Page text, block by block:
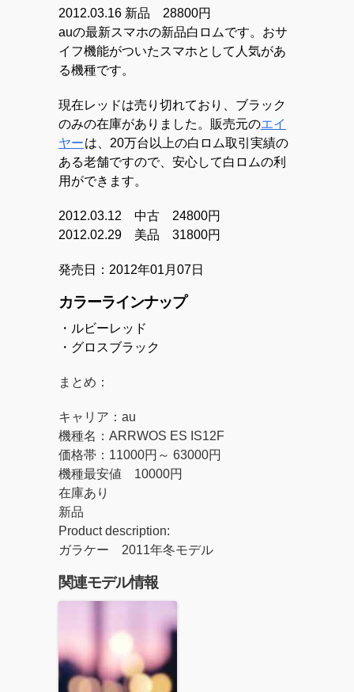
2012.03.16 新品 28800円
auの最新スマホの新品白ロムです。 おサ
イフ機能がついたスマホとして人気があ
る機種です。
現在レッドは売り切れており、ブラック
のみの在庫がありました。 販売元のエイ
ヤーは、20万台以上の白ロム取引実績の
ある老舗ですので、安心して白ロムの利
用ができます。
2012.03.12 中古 24800円
2012.02.29 美品 31800円
発売日：2012年01月07日
カラーラインナップ
・ルビーレッド
・グロスブラック
まとめ：
キャリア： au
機種名： ARRWOS ES IS12F
価格帯： 11000円～ 63000円
機種最安値 10000円
在庫あり
新品
Product description:
ガラケー 2011年冬モデル
関連モデル情報